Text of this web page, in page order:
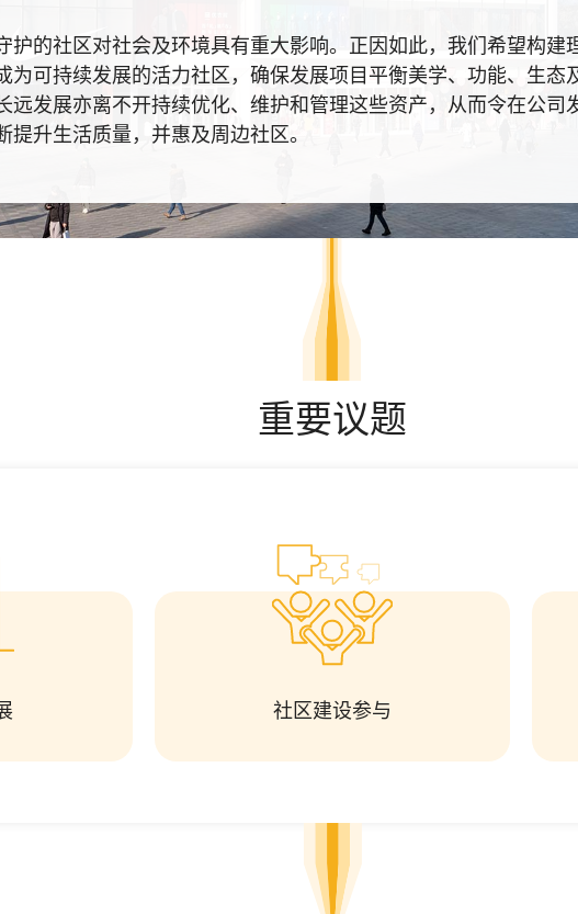
护的社区对社会及环境具有重大影响。正因如此，我们希望构建
为可持续发展的活力社区，确保发展项目平衡美学、功能、生态
远发展亦离不开持续优化、维护和管理这些资产，从而令在公司
提升生活质量，并惠及周边社区。
重要议题
社区建设参与